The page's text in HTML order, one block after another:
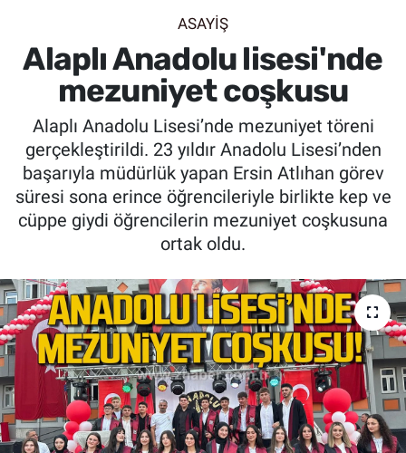
ASAYİŞ
Alaplı Anadolu lisesi'nde
mezuniyet coşkusu
Alaplı Anadolu Lisesi’nde mezuniyet töreni
gerçekleştirildi. 23 yıldır Anadolu Lisesi’nden
başarıyla müdürlük yapan Ersin Atlıhan görev
süresi sona erince öğrencileriyle birlikte kep ve
cüppe giydi öğrencilerin mezuniyet coşkusuna
ortak oldu.
SPOR
SAĞLIK